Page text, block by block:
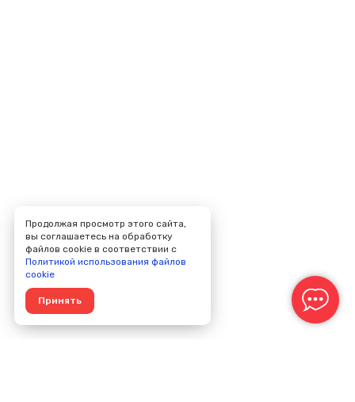
Продолжая просмотр этого сайта,
вы соглашаетесь на обработку
файлов cookie в соответствии с
Политикой использования файлов
cookie
Принять